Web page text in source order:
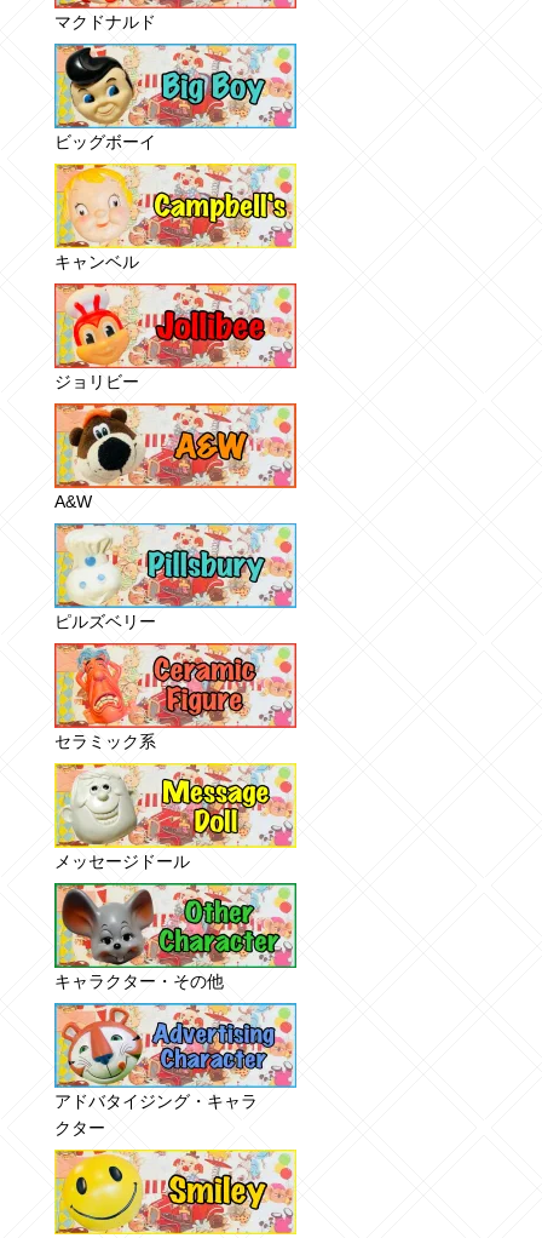
マクドナルド
ビッグボーイ
キャンベル
ジョリビー
A&W
ピルズベリー
セラミック系
メッセージドール
キャラクター・その他
アドバタイジング・キャラ
クター